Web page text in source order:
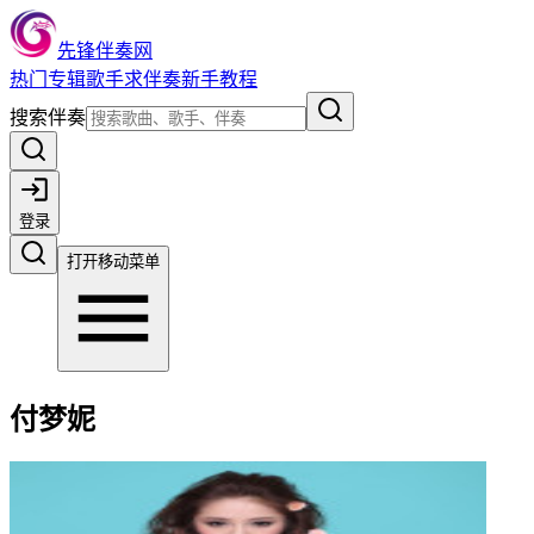
先锋伴奏网
热门 专辑歌手求伴奏新手教程
搜索伴奏
登录
打开移动菜单
付梦妮